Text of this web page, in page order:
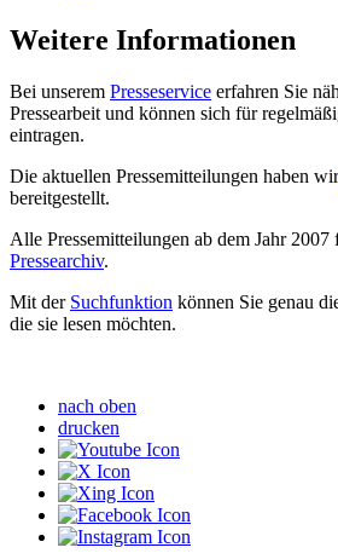
Weitere Informationen
Bei unserem Presseservice erfahren Sie
Pressearbeit und können sich für
eintragen.
Die aktuellen Pressemitteilungen haben
bereitgestellt.
Alle Pressemitteilungen ab dem Jahr 2007
Pressearchiv.
Mit der Suchfunktion können Sie genau
die sie lesen möchten.
nach oben
drucken